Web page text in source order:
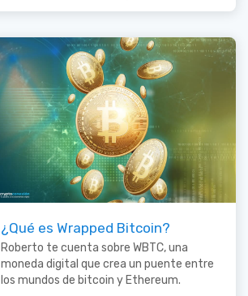
¿Qué es Wrapped Bitcoin?
Roberto te cuenta sobre WBTC, una
moneda digital que crea un puente entre
los mundos de bitcoin y Ethereum.